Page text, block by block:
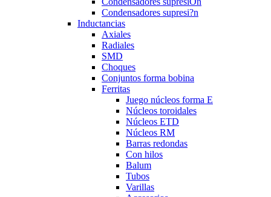
Condensadores supresi?n
Inductancias
Axiales
Radiales
SMD
Choques
Conjuntos forma bobina
Ferritas
Juego núcleos forma E
Núcleos toroidales
Núcleos ETD
Núcleos RM
Barras redondas
Con hilos
Balum
Tubos
Varillas